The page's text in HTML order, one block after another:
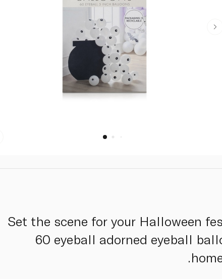
Set the scene for your Halloween
60 eyeball adorned eyeball